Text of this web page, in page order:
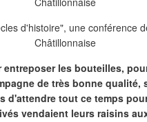
les bouteilles,
de très bonne qualité,
d'attendre tout ce temps
vendaient leurs raisins